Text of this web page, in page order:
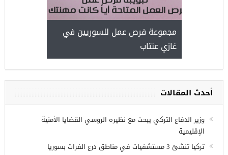
مجموعة فرص عمل للسوريين في
غازي عنتاب
أحدث المقالات
وزير الدفاع التركي يبحث مع نظيره الروسي القضايا الأمنية
الإقليمية
تركيا تنشئ 3 مستشفيات في مناطق درع الفرات بسوريا